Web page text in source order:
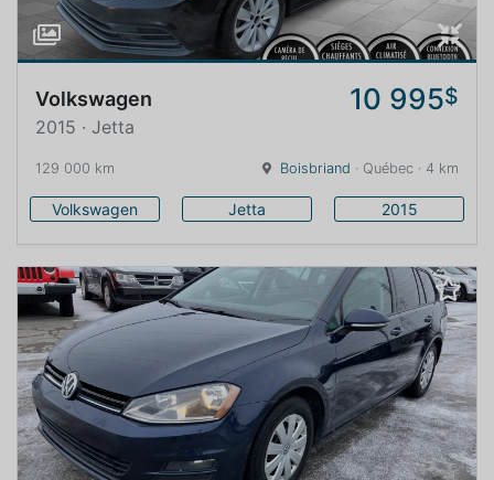
Volkswagen 10 995$
2015 · Jetta
129 000 km Boisbriand · Québec · 4 km
Volkswagen Jetta 2015